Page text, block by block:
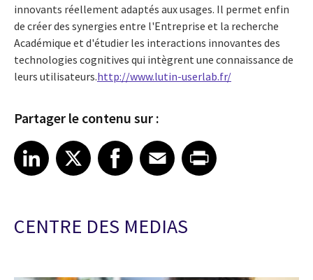
innovants réellement adaptés aux usages. Il permet enfin
de créer des synergies entre l'Entreprise et la recherche
Académique et d'étudier les interactions innovantes des
technologies cognitives qui intègrent une connaissance de
leurs utilisateurs.http://www.lutin-userlab.fr/
Partager le contenu sur :
Share article on LinkedIn
LinkedIn
Share article on XShare article on Facebook
Facebook
Share article on Email
EmailShare article on Print
CENTRE DES MEDIAS